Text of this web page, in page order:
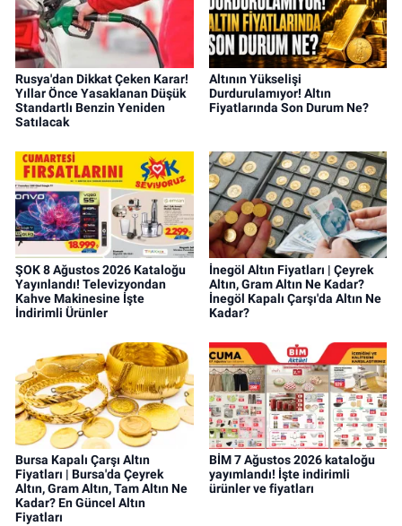
Rusya'dan Dikkat Çeken Karar!
Yıllar Önce Yasaklanan Düşük
Standartlı Benzin Yeniden
Satılacak
Altının Yükselişi
Durdurulamıyor! Altın
Fiyatlarında Son Durum Ne?
ŞOK 8 Ağustos 2026 Kataloğu
Yayınlandı! Televizyondan
Kahve Makinesine İşte
İndirimli Ürünler
İnegöl Altın Fiyatları | Çeyrek
Altın, Gram Altın Ne Kadar?
İnegöl Kapalı Çarşı'da Altın Ne
Kadar?
Bursa Kapalı Çarşı Altın
Fiyatları | Bursa'da Çeyrek
Altın, Gram Altın, Tam Altın Ne
Kadar? En Güncel Altın
Fiyatları
BİM 7 Ağustos 2026 kataloğu
yayımlandı! İşte indirimli
ürünler ve fiyatları